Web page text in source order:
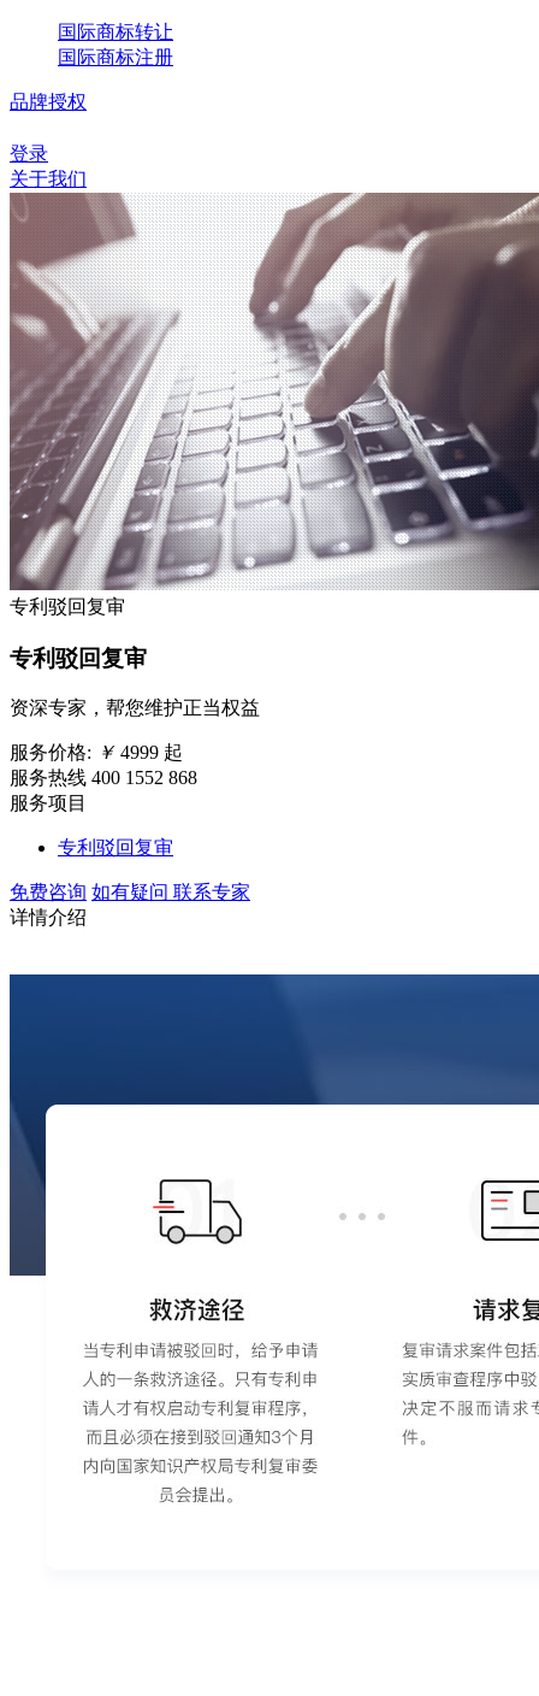
国际商标转让
国际商标注册
品牌授权
登录
关于我们
专利驳回复审
专利驳回复审
资深专家，帮您维护正当权益
服务价格: ￥ 4999 起
服务热线 400 1552 868
服务项目
专利驳回复审
免费咨询 如有疑问 联系专家
详情介绍